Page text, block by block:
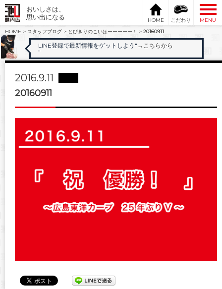
おいしさは、
思い出になる
HOME こだわり
MENU
HOME > スタッフブログ > とびきりのこいほーーーーー！ > 20160911
LINE登録で最新情報をゲットしよう" →こちらから
"
2016.9.11
20160911